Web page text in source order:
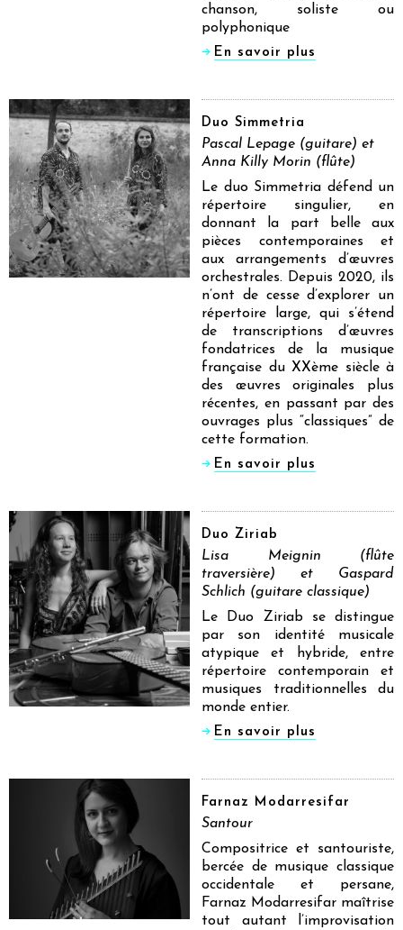
chanson, soliste ou
polyphonique
En savoir plus
Duo Simmetria
Pascal Lepage (guitare) et
Anna Killy Morin (flûte)
Le duo Simmetria défend un
répertoire singulier, en
donnant la part belle aux
pièces contemporaines et
aux arrangements d’œuvres
orchestrales. Depuis 2020, ils
n’ont de cesse d’explorer un
répertoire large, qui s’étend
de transcriptions d’œuvres
fondatrices de la musique
française du XXème siècle à
des œuvres originales plus
récentes, en passant par des
ouvrages plus “classiques” de
cette formation.
En savoir plus
Duo Ziriab
Lisa Meignin (flûte
traversière) et Gaspard
Schlich (guitare classique)
Le Duo Ziriab se distingue
par son identité musicale
atypique et hybride, entre
répertoire contemporain et
musiques traditionnelles du
monde entier.
En savoir plus
Farnaz Modarresifar
Santour
Compositrice et santouriste,
bercée de musique classique
occidentale et persane,
Farnaz Modarresifar maîtrise
tout autant l’improvisation